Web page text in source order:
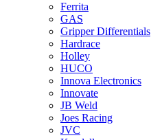
Ferrita
GAS
Gripper Differentials
Hardrace
Holley
HUCO
Innova Electronics
Innovate
JB Weld
Joes Racing
JVC